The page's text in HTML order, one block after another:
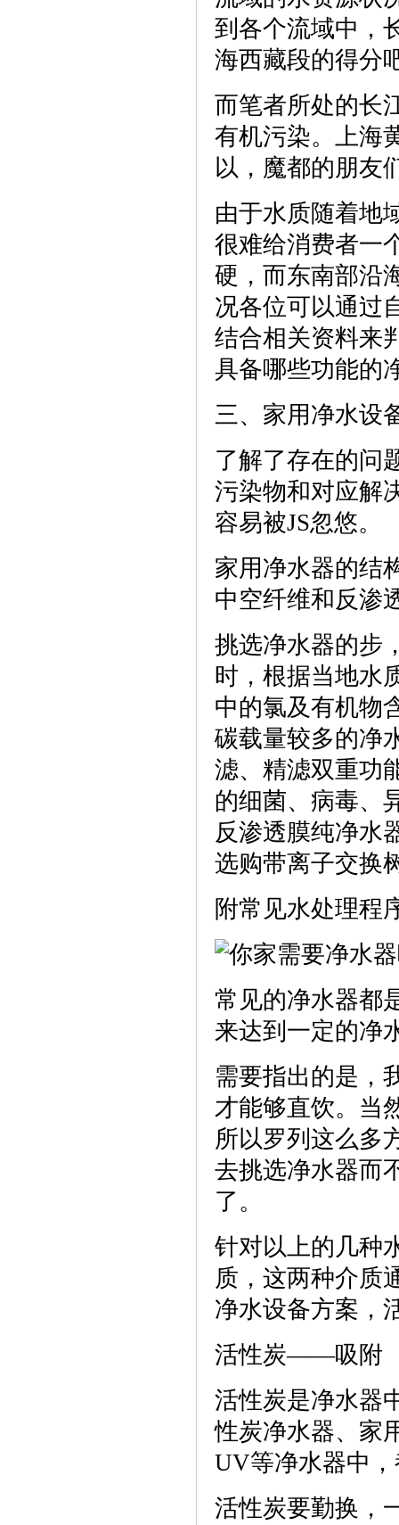
到各个流域中，
海西藏段的得分
而笔者所处的长
有机污染。上海
以，魔都的朋友
由于水质随着地
很难给消费者一
硬，而东南部沿
况各位可以通过
结合相关资料来
具备哪些功能的
三、家用净水设
了解了存在的问
污染物和对应解
容易被JS忽悠。
家用净水器的结
中空纤维和反渗
挑选净水器的步
时，根据当地水
中的氯及有机物
碳载量较多的净
滤、精滤双重功
的细菌、病毒、
反渗透膜纯净水
选购带离子交换
附常见水处理程
常见的净水器都
来达到一定的净
需要指出的是，
才能够直饮。当
所以罗列这么多
去挑选净水器而
了。
针对以上的几种
质，这两种介质
净水设备方案，
活性炭——吸附
活性炭是净水器
性炭净水器、家
UV等净水器中
活性炭要勤换，